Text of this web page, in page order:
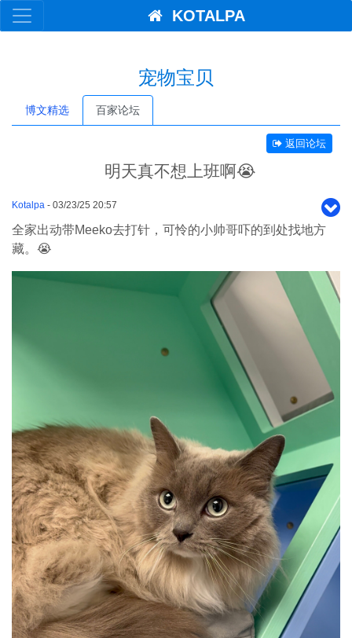
KOTALPA
宠物宝贝
博文精选 百家论坛
返回论坛
明天真不想上班啊😭
Kotalpa - 03/23/25 20:57
全家出动带Meeko去打针，可怜的小帅哥吓的到处找地方
藏。😭